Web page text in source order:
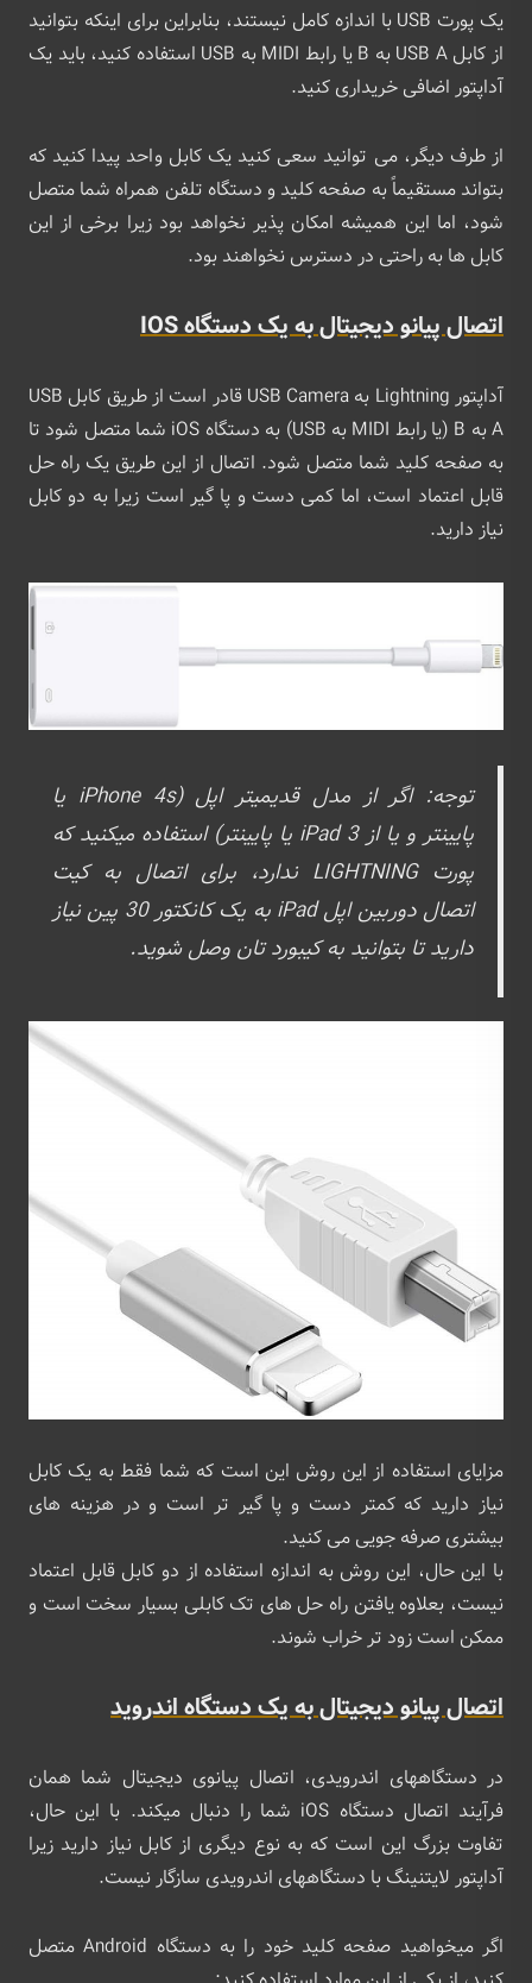
یک پورت USB با اندازه کامل نیستند، بنابراین برای اینکه بتوانید
از کابل USB A به B یا رابط MIDI به USB استفاده کنید، باید یک
آداپتور اضافی خریداری کنید.
از طرف دیگر، می توانید سعی کنید یک کابل واحد پیدا کنید که
بتواند مستقیماً به صفحه کلید و دستگاه تلفن همراه شما متصل
شود، اما این همیشه امکان پذیر نخواهد بود زیرا برخی از این
کابل ها به راحتی در دسترس نخواهند بود.
اتصال پیانو دیجیتال به یک دستگاه IOS
آداپتور Lightning به USB Camera قادر است از طریق کابل USB
A به B (یا رابط MIDI به USB) به دستگاه iOS شما متصل شود تا
به صفحه کلید شما متصل شود. اتصال از این طریق یک راه حل
قابل اعتماد است، اما کمی دست و پا گیر است زیرا به دو کابل
نیاز دارید.
توجه: اگر از مدل قدیمیتر اپل (iPhone 4s یا
پایینتر و یا از iPad 3 یا پایینتر) استفاده میکنید که
پورت LIGHTNING ندارد، برای اتصال به کیت
اتصال دوربین اپل iPad به یک کانکتور 30 پین نیاز
دارید تا بتوانید به کیبورد تان وصل شوید.
مزایای استفاده از این روش این است که شما فقط به یک کابل
نیاز دارید که کمتر دست و پا گیر تر است و در هزینه های
بیشتری صرفه جویی می کنید.
با این حال، این روش به اندازه استفاده از دو کابل قابل اعتماد
نیست، بعلاوه یافتن راه حل های تک کابلی بسیار سخت است و
ممکن است زود تر خراب شوند.
اتصال پیانو دیجیتال به یک دستگاه اندروید
در دستگاههای اندرویدی، اتصال پیانوی دیجیتال شما همان
فرآیند اتصال دستگاه iOS شما را دنبال میکند. با این حال،
تفاوت بزرگ این است که به نوع دیگری از کابل نیاز دارید زیرا
آداپتور لایتنینگ با دستگاههای اندرویدی سازگار نیست.
اگر میخواهید صفحه کلید خود را به دستگاه Android متصل